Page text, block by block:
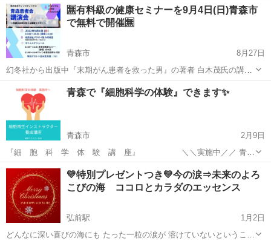
🈚️有料級の健康セミナーを9月4日(日)青森市
で無料で開催🈚️
青森市
8月27日
幻冬社から出版中『末期がん患者を救った男』の著者 白木茂氏の講演
会を青森市で無料で開催致します🆙 テレビ📺では聞けないリアルな健
康情報や免疫力を上げる方法などなど充実とした内容となっておりま
す‼️ 白木茂氏に質問できちゃう...
青森市 その他 無料
青森で『細胞科学の体験』できます✨
青森市
2月9日
『細 胞 科 学 体 験 講 座』 ＼＼実施中／／ 青森
のみなさま、はじめまして〜 メンズ美容家のＫＯＵと申します。 あな
たはこんな事考えたことありませんか？ 話題の基礎化粧やダイエット
を...
青森 青森市 その他 講座
💛特別プレゼントつき💛今の涙⇒未来のよろ
こびの海 ココロとカラダのエッセンス
弘前駅
1月2日
どんなに深い喜びの海にも たった一粒の涙が 溶けていないということ